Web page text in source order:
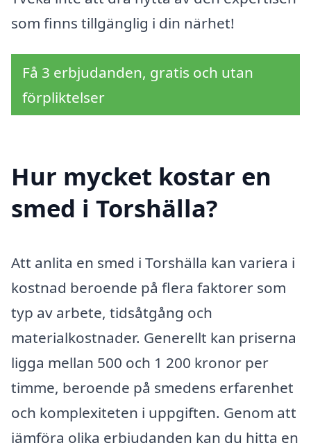
som finns tillgänglig i din närhet!
Få 3 erbjudanden, gratis och utan
förpliktelser
Hur mycket kostar en
smed i Torshälla?
Att anlita en smed i Torshälla kan variera i
kostnad beroende på flera faktorer som
typ av arbete, tidsåtgång och
materialkostnader. Generellt kan priserna
ligga mellan 500 och 1 200 kronor per
timme, beroende på smedens erfarenhet
och komplexiteten i uppgiften. Genom att
jämföra olika erbjudanden kan du hitta en